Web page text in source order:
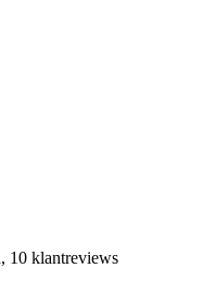
10 klantreviews